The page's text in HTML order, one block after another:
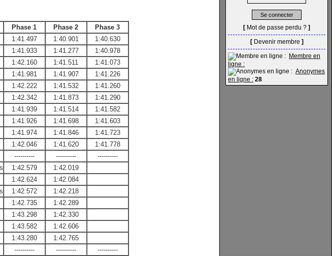
Phase 1 Phase 2
Phase 3
1:41.497 1:40.901
1:40.630
1:41.933 1:41.277
1:40.978
1:42.160 1:41.511
1:41.073
1:41.981 1:41.907
1:41.226
1:42.222 1:41.532
1:41.260
1:42.342 1:41.873
1:41.290
1:41.939 1:41.514
1:41.582
1:41.926 1:41.698
1:41.603
1:41.974 1:41.846
1:41.723
1:42.046 1:41.620
1:41.778
---------- ----------
----------
1:42.579
1:42.019
1:42.624
1:42.084
1:42.572
1:42.218
1:42.735
1:42.289
1:43.298
1:42.330
1:43.582
1:42.606
1:43.280
1:42.765
---------- ----------
----------
[ Mot de passe perdu ? ]
[ Devenir membre ]
Membre en
ligne :
Anonymes
en ligne : 28